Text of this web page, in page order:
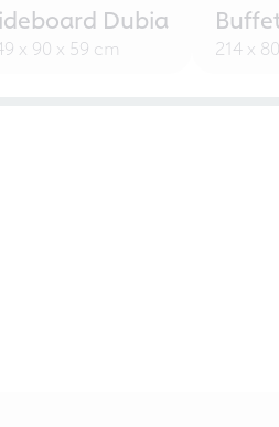
Dubia
x 90 x 59 cm 214 x